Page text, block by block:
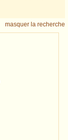
masquer la recherche